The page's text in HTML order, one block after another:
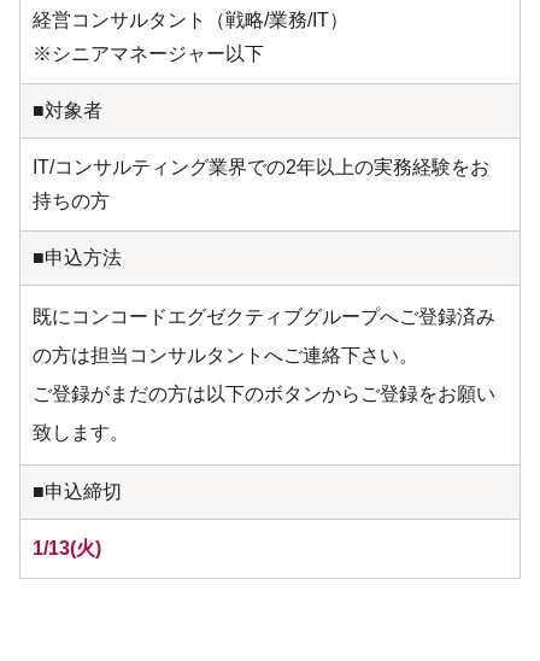
経営コンサルタント（戦略/業務/IT）
※シニアマネージャー以下
■対象者
IT/コンサルティング業界での2年以上の実務経験をお
持ちの方
■申込方法
既にコンコードエグゼクティブグループへご登録済み
の方は担当コンサルタントへご連絡下さい。
ご登録がまだの方は以下のボタンからご登録をお願い
致します。
■申込締切
1/13(火)